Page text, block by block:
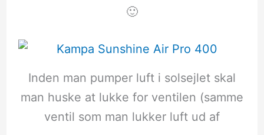
🙂
Inden man pumper luft i solsejlet skal
man huske at lukke for ventilen (samme
ventil som man lukker luft ud af